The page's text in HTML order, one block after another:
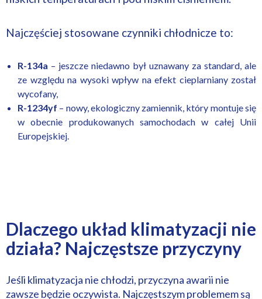
Najczęściej stosowane czynniki chłodnicze to:
R-134a – jeszcze niedawno był uznawany za standard, ale
ze względu na wysoki wpływ na efekt cieplarniany został
wycofany,
R-1234yf – nowy, ekologiczny zamiennik, który montuje się
w obecnie produkowanych samochodach w całej Unii
Europejskiej.
Dlaczego układ klimatyzacji nie
działa? Najczęstsze przyczyny
Jeśli klimatyzacja nie chłodzi, przyczyna awarii nie
zawsze będzie oczywista. Najczęstszym problemem są